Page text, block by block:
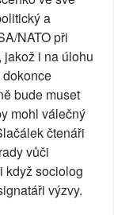
a
NATO při
i na úlohu
bude muset
mohl válečný
čtenáři
vůči
když sociolog
výzvy.